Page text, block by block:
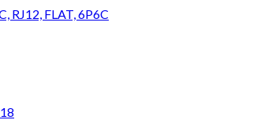
RJ12, FLAT, 6P6C